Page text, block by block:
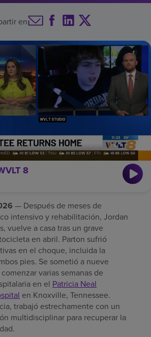
en
8
— Después de meses de
intensivo y rehabilitación, Jordan
vuelve a casa tras un grave
en abril. Parton sufrió
en el choque, incluida la
pies. Se sometió a nueve
varias semanas de
en el Patricia Neal
en Knoxville, Tennessee.
trabajó estrechamente con un
multidisciplinar para recuperar la